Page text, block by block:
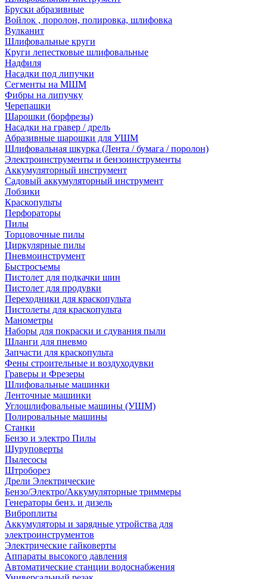
Бруски абразивные
Войлок , поролон, полировка, шлифовка
Вулканит
Шлифовальные круги
Круги лепестковые шлифовальные
Надфиля
Насадки под липучки
Сегменты на МШМ
Фибры на липучку
Черепашки
Шарошки (борфрезы)
Насадки на гравер / дрель
Абразивные шарошки для УШМ
Шлифовальная шкурка (Лента / бумага / поролон)
Электроинструменты и бензоинструменты
Аккумуляторный инструмент
Садовый аккумуляторный инструмент
Лобзики
Краскопульты
Перфораторы
Пилы
Торцовочные пилы
Циркулярные пилы
Пневмоинструмент
Быстросъемы
Пистолет для подкачки шин
Пистолет для продувки
Переходники для краскопульта
Пистолеты для краскопульта
Манометры
Наборы для покраски и сдувания пыли
Шланги для пневмо
Запчасти для краскопульта
Фены строительные и воздуходувки
Граверы и Фрезеры
Шлифовальные машинки
Ленточные машинки
Углошлифовальные машины (УШМ)
Полировальные машины
Станки
Бензо и электро Пилы
Шуруповерты
Пылесосы
Штроборез
Дрели Электрические
Бензо/Электро/Аккумуляторные триммеры
Генераторы бенз. и дизель
Виброплиты
Аккумуляторы и зарядные утройства для
электроинструментов
Электрические гайковерты
Аппараты высокого давления
Автоматические станции водоснабжения